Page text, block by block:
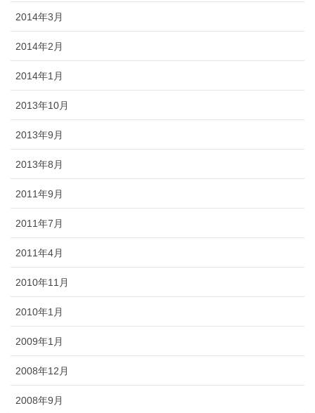
2014年3月
2014年2月
2014年1月
2013年10月
2013年9月
2013年8月
2011年9月
2011年7月
2011年4月
2010年11月
2010年1月
2009年1月
2008年12月
2008年9月